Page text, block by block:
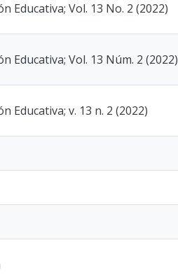
Educativa; Vol. 13 No. 2 (2022)
Educativa; Vol. 13 Núm. 2 (2022)
Educativa; v. 13 n. 2 (2022)